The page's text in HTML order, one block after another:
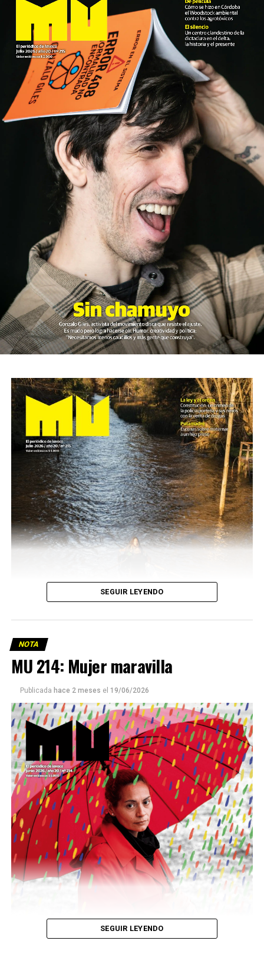
Este número 215 de MU ☝️viene con doble tapa, que
podría ser una frase:
Sin chamuyo, a remarla.
Descargar la Mu en PDF
SEGUIR LEYENDO
NOTA
MU 214: Mujer maravilla
Publicada hace 2 meses el 19/06/2026
SEGUIR LEYENDO